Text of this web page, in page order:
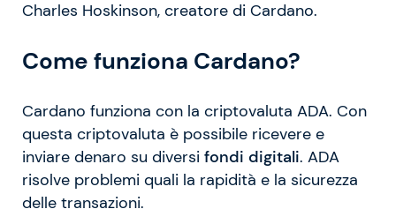
Charles Hoskinson, creatore di Cardano.
Come funziona Cardano?
Cardano funziona con la criptovaluta ADA. Con
questa criptovaluta è possibile ricevere e
inviare denaro su diversi fondi digitali. ADA
risolve problemi quali la rapidità e la sicurezza
delle transazioni.